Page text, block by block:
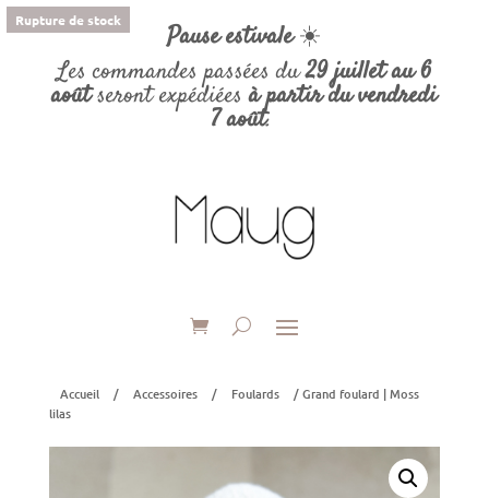
Pause estivale☀️
Les commandes passées du29 juillet au 6
aoûtseront expédiéesà partir du vendredi
7 août.
Rupture de stock
Accueil / Accessoires / Foulards
/ Grand foulard | Moss
lilas